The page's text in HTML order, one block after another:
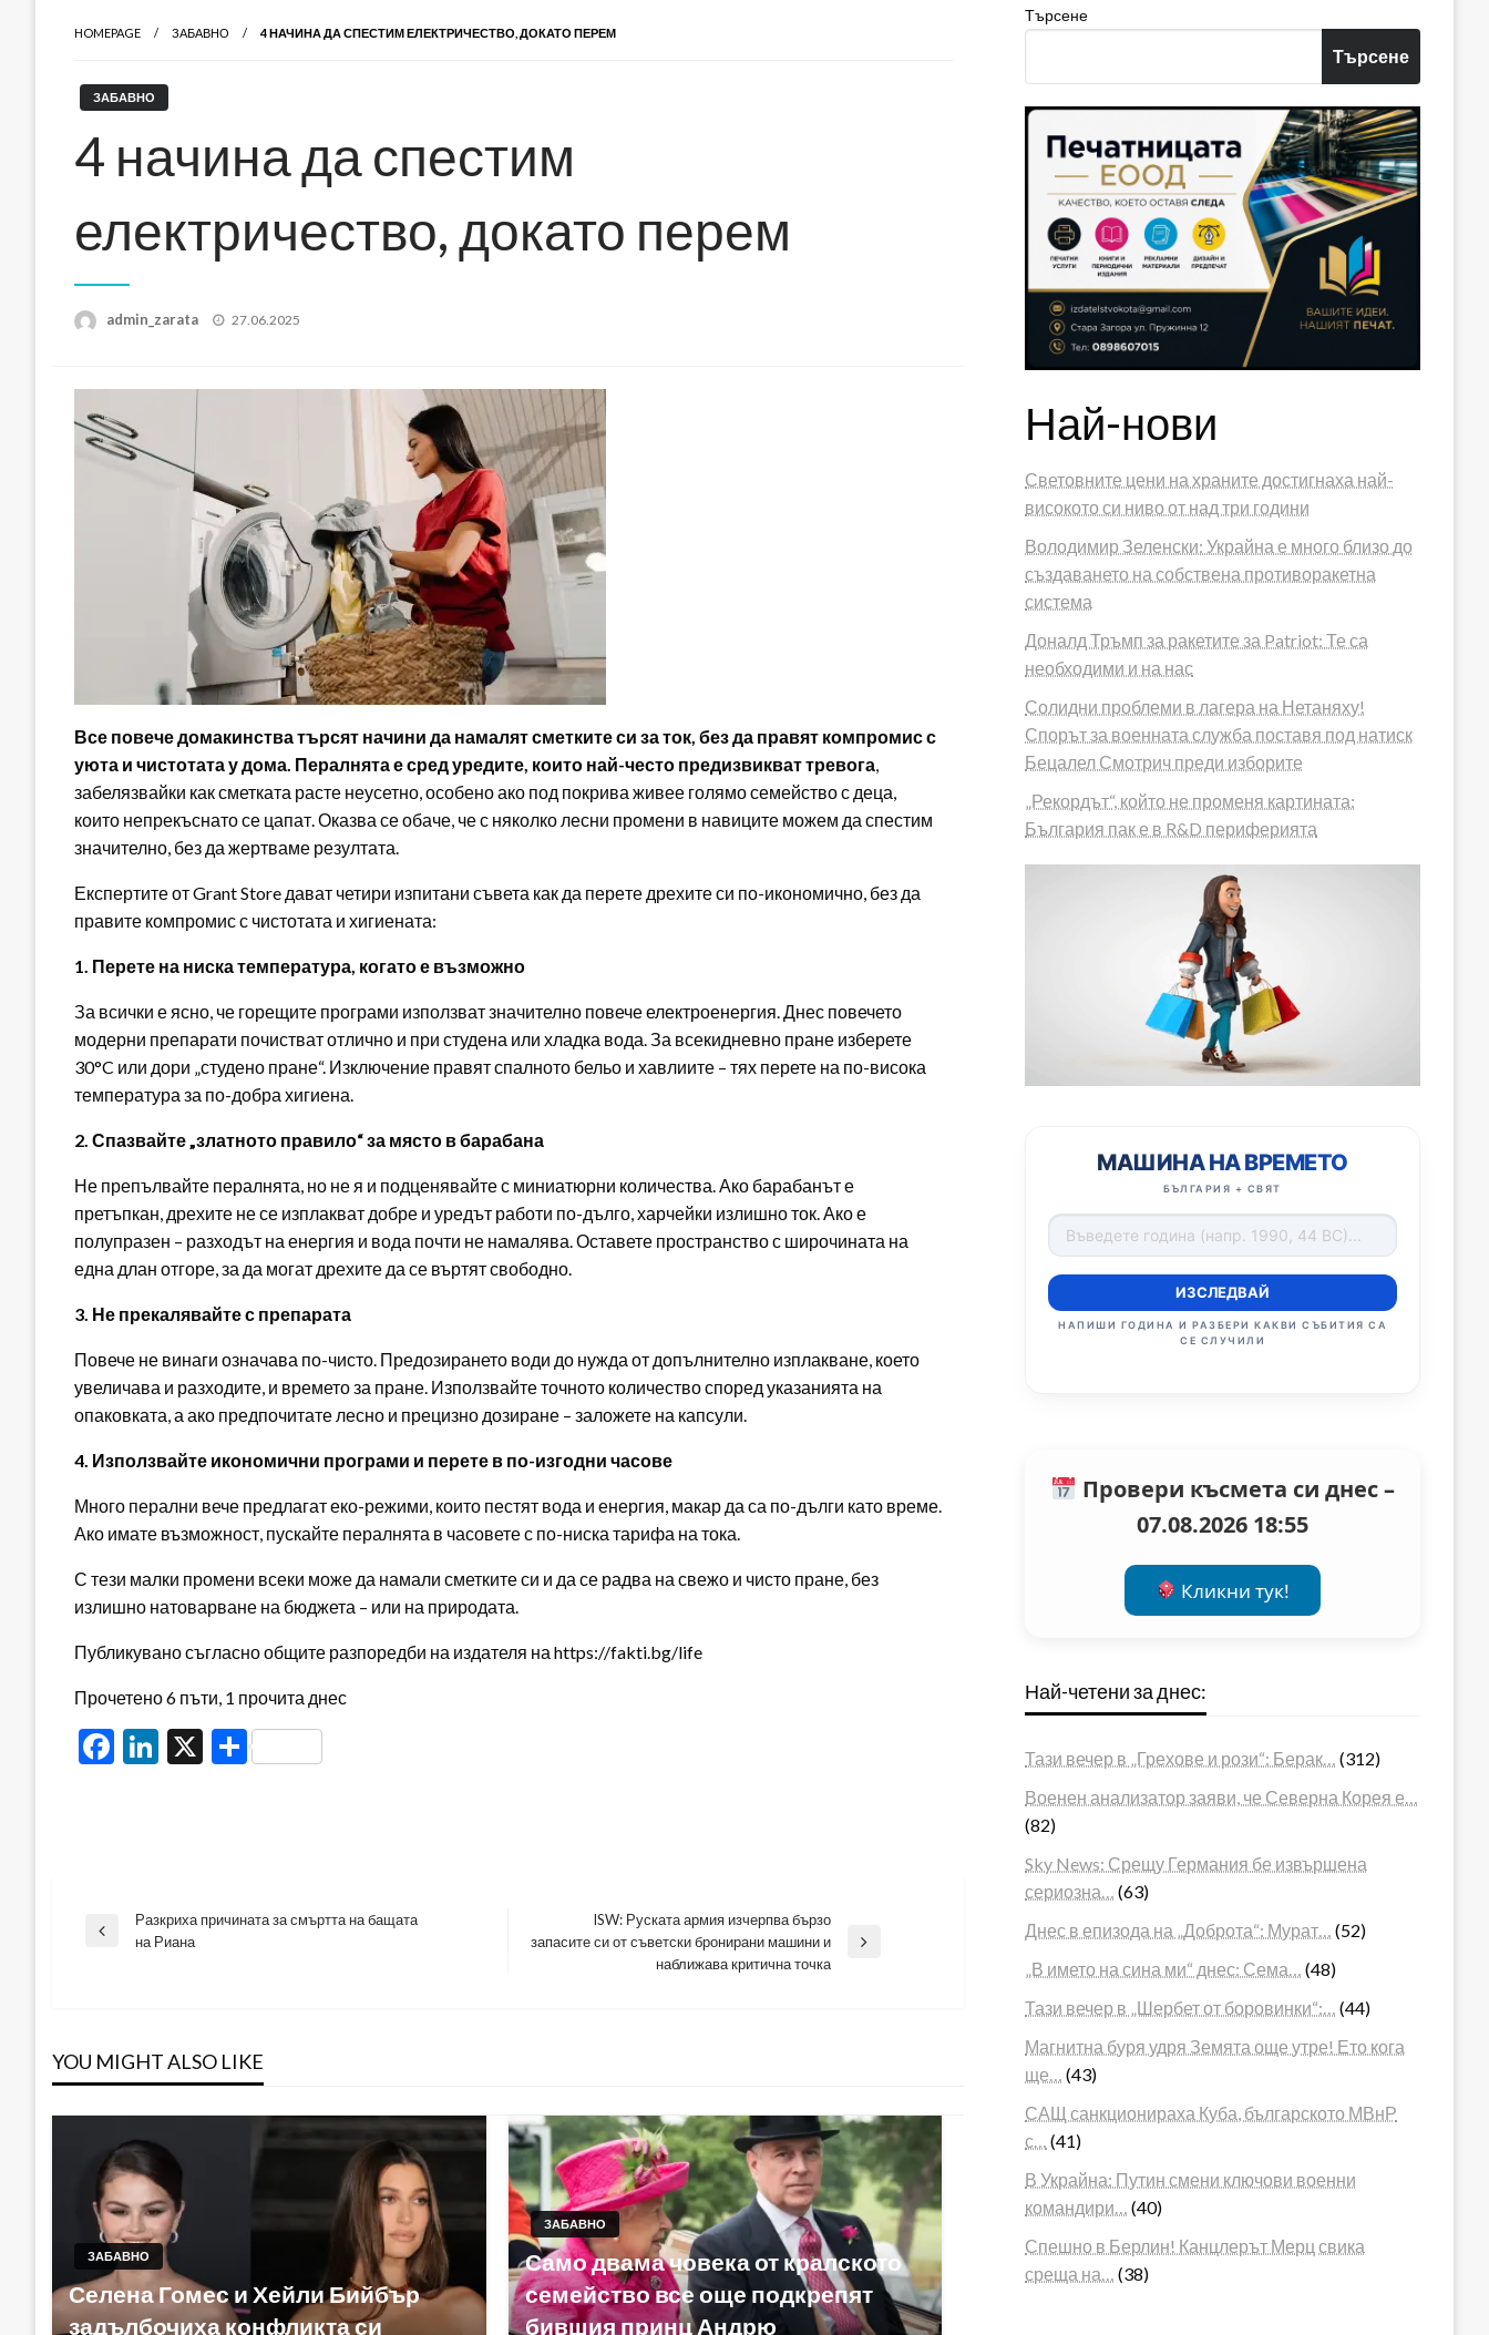
HOMEPAGE ЗАБАВНО 4 НАЧИНА ДА СПЕСТИМ ЕЛЕКТРИЧЕСТВО, ДОКАТО ПЕРЕМ
ЗАБАВНО
4 начина да спестим
електричество, докато перем
admin_zarata
Posted
27.06.2025
Все повече домакинства търсят начини да намалят сметките си за ток, без да правят компромис с
уюта и чистотата у дома. Пералнята е сред уредите, които най-често предизвикват тревога,
забелязвайки как сметката расте неусетно, особено ако под покрива живее голямо семейство с деца,
които непрекъснато се цапат. Оказва се обаче, че с няколко лесни промени в навиците можем да спестим
значително, без да жертваме резултата.
Експертите от Grant Store дават четири изпитани съвета как да пере­те дрехите си по-икономично, без да
правите компромис с чистотата и хигиената:
1. Перете на ниска температура, когато е възможно
За всички е ясно, че горещите програми използват значително повече електроенергия. Днес повечето
модерни препарати почистват отлично и при студена или хладка вода. За всекидневно пране изберете
30°C или дори „студено пране“. Изключение правят спалното бельо и хавлиите – тях перете на по-висока
температура за по-добра хигиена.
2. Спазвайте „златното правило“ за място в барабана
Не препълвайте пералнята, но не я и подценявайте с миниатюрни количества. Ако барабанът е
претъпкан, дрехите не се изплакват добре и уредът работи по-дълго, харчейки излишно ток. Ако е
полупразен – разходът на енергия и вода почти не намалява. Оставете пространство с широчината на
една длан отгоре, за да могат дрехите да се въртят свободно.
3. Не прекалявайте с препарата
Повече не винаги означава по-чисто. Предозирането води до нужда от допълнително изплакване, което
увеличава и разходите, и времето за пране. Използвайте точното количество според указанията на
опаковката, а ако предпочитате лесно и прецизно дозиране – заложете на капсули.
4. Използвайте икономични програми и перете в по-изгодни часове
Много перални вече предлагат еко-режими, които пестят вода и енергия, макар да са по-дълги като време.
Ако имате възможност, пускайте пералнята в часовете с по-ниска тарифа на тока.
С тези малки промени всеки може да намали сметките си и да се радва на свежо и чисто пране, без
излишно натоварване на бюджета – или на природата.
Публикувано съгласно общите разпоредби на издателя на https://fakti.bg/life
Прочетено 6 пъти, 1 прочита днес
Facebook
LinkedIn
X Share
Навигация
Previous
Разкриха причината за смъртта на бащата
на Риана
Next
ISW: Руската армия изчерпва бързо
запасите си от съветски бронирани машини и
наближава критична точка
YOU MIGHT ALSO LIKE
ЗАБАВНО
Селена Гомес и Хейли Бийбър
задълбочиха конфликта си
ЗАБАВНО
Само двама човека от кралското
семейство все още подкрепят
бившия принц Андрю
Търсене
Търсене
Най-нови
Световните цени на храните достигнаха най-
високото си ниво от над три години
Володимир Зеленски: Украйна е много близо до
създаването на собствена противоракетна
система
Доналд Тръмп за ракетите за Patriot: Те са
необходими и на нас
Солидни проблеми в лагера на Нетаняху!
Спорът за военната служба поставя под натиск
Бецалел Смотрич преди изборите
„Рекордът“, който не променя картината:
България пак е в R&D периферията
МАШИНА НА ВРЕМЕТО
БЪЛГАРИЯ + СВЯТ
ИЗСЛЕДВАЙ
НАПИШИ ГОДИНА И РАЗБЕРИ КАКВИ СЪБИТИЯ СА
СЕ СЛУЧИЛИ
Провери късмета си днес –
07.08.2026 18:55
Кликни тук!
Най-четени за днес:
Тази вечер в „Грехове и рози“: Берак…
(312)
Военен анализатор заяви, че Северна Корея е…
(82)
Sky News: Срещу Германия бе извършена
сериозна…
(63)
Днес в епизода на „Доброта“: Мурат…
(52)
„В името на сина ми“ днес: Сема…
(48)
Тази вечер в „Шербет от боровинки“:…
(44)
Магнитна буря удря Земята още утре! Ето кога
ще…
(43)
САЩ санкционираха Куба, българското МВнР
с…
(41)
В Украйна: Путин смени ключови военни
командири…
(40)
Спешно в Берлин! Канцлерът Мерц свика
среща на…
(38)